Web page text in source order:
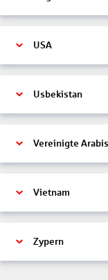
USA
Usbekistan
Vereinigte
Vietnam
Zypern